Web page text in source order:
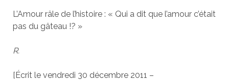
L’Amour râle de l’histoire : « Qui a dit que l’amour c’était
pas du gâteau !? »
R.
[Écrit le vendredi 30 décembre 2011 –